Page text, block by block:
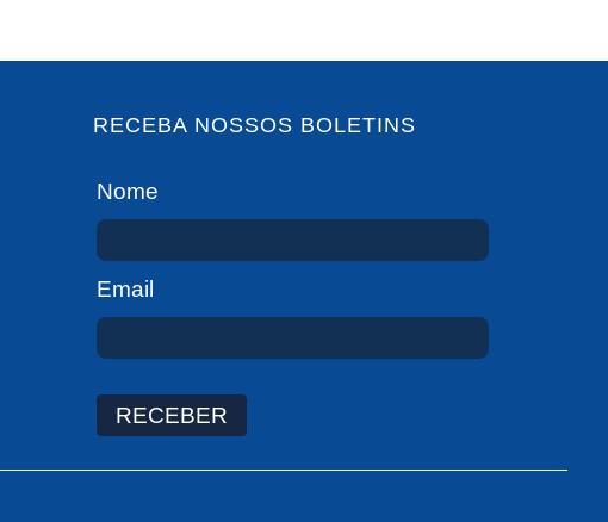
RECEBA NOSSOS BOLETINS
Nome
Email
RECEBER